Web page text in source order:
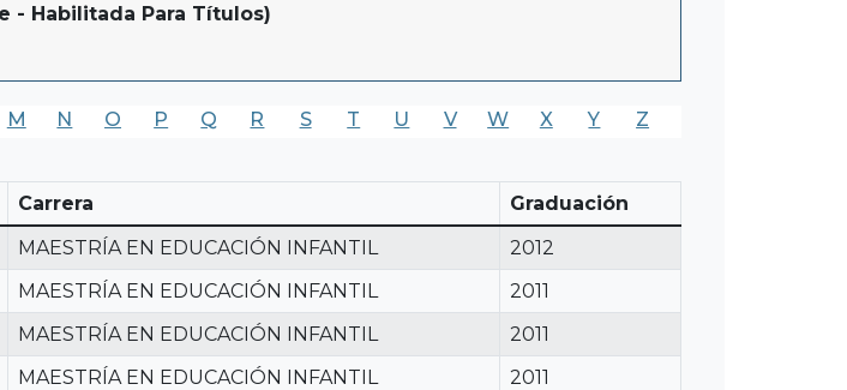
- Habilitada Para Títulos)
M N O P Q R S T U V W X Y Z
Carrera
Graduación
MAESTRÍA EN EDUCACIÓN INFANTIL
2012
MAESTRÍA EN EDUCACIÓN INFANTIL
2011
MAESTRÍA EN EDUCACIÓN INFANTIL
2011
MAESTRÍA EN EDUCACIÓN INFANTIL
2011